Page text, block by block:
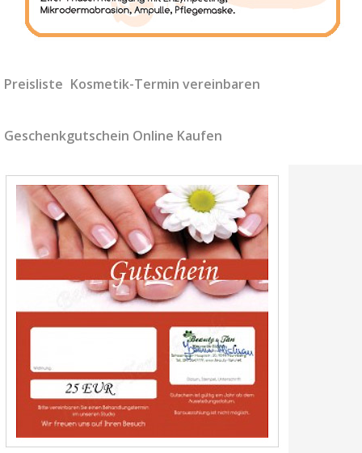
Preisliste Kosmetik-Termin vereinbaren
Geschenkgutschein Online Kaufen